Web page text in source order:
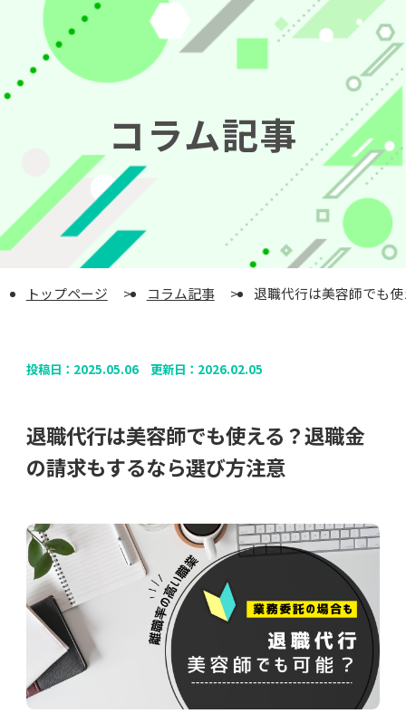
コラム記事
トップページ コラム記事 退職代行は美容師でも
投稿日： 2025.05.06更新日： 2026.02.05
退職代行は美容師でも使える？退職金
の請求もするなら選び方注意